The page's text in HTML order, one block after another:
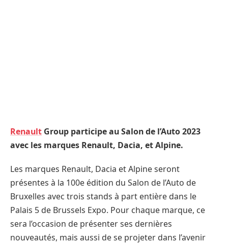
Renault Group participe au Salon de l’Auto 2023
avec les marques Renault, Dacia, et Alpine.
Les marques Renault, Dacia et Alpine seront
présentes à la 100e édition du Salon de l’Auto de
Bruxelles avec trois stands à part entière dans le
Palais 5 de Brussels Expo. Pour chaque marque, ce
sera l’occasion de présenter ses dernières
nouveautés, mais aussi de se projeter dans l’avenir